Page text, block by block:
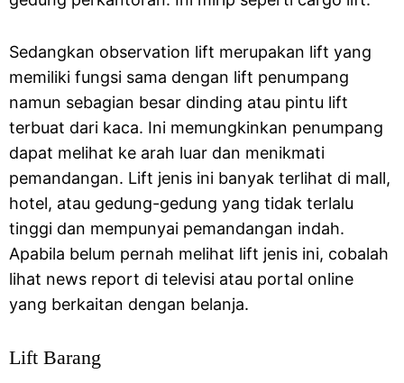
Sedangkan observation lift merupakan lift yang
memiliki fungsi sama dengan lift penumpang
namun sebagian besar dinding atau pintu lift
terbuat dari kaca. Ini memungkinkan penumpang
dapat melihat ke arah luar dan menikmati
pemandangan. Lift jenis ini banyak terlihat di mall,
hotel, atau gedung-gedung yang tidak terlalu
tinggi dan mempunyai pemandangan indah.
Apabila belum pernah melihat lift jenis ini, cobalah
lihat news report di televisi atau portal online
yang berkaitan dengan belanja.
Lift Barang